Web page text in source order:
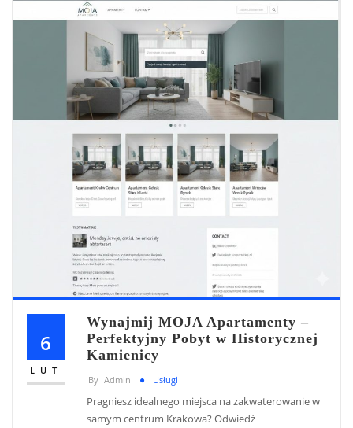
6
LUT
Wynajmij MOJA Apartamenty –
Perfektyjny Pobyt w Historycznej
Kamienicy
By Admin Usługi
Pragniesz idealnego miejsca na zakwaterowanie w
samym centrum Krakowa? Odwiedź